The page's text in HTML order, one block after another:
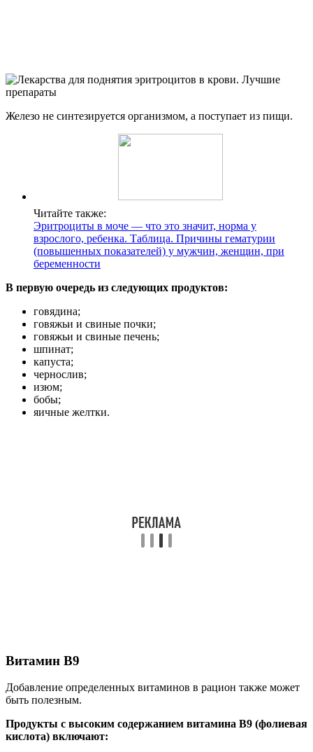
Железо не синтезируется организмом, а поступает из пищи.
Читайте также:
Эритроциты в моче — что это значит, норма у
взрослого, ребенка. Таблица. Причины гематурии
(повышенных показателей) у мужчин, женщин, при
беременности
В первую очередь из следующих продуктов:
говядина;
говяжьи и свиные почки;
говяжьи и свиные печень;
шпинат;
капуста;
чернослив;
изюм;
бобы;
яичные желтки.
Витамин В9
Добавление определенных витаминов в рацион также может
быть полезным.
Продукты с высоким содержанием витамина B9 (фолиевая
кислота) включают: